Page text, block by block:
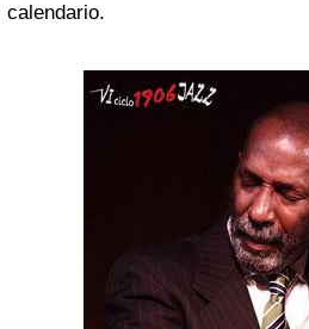
calendario.